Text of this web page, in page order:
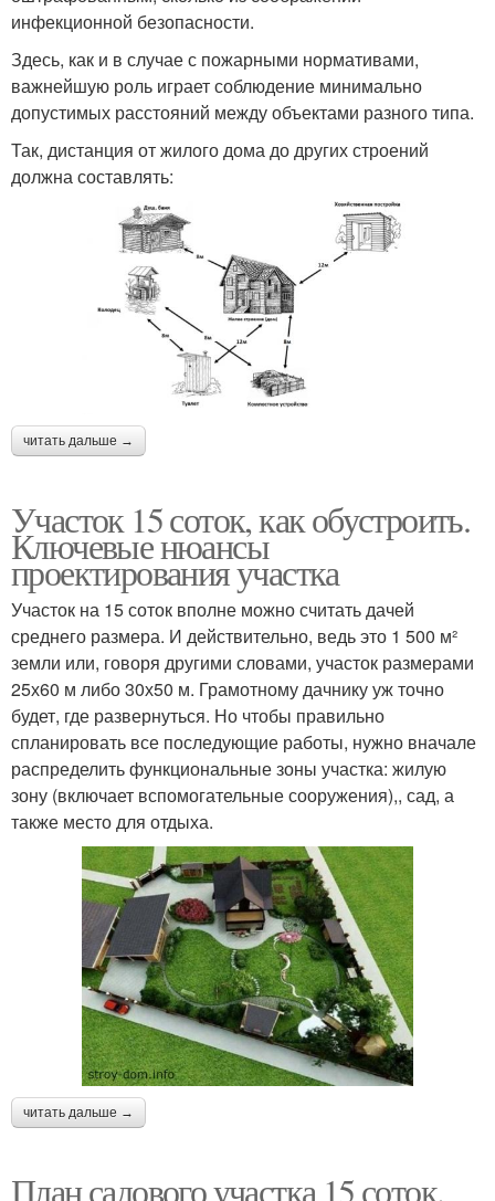
инфекционной безопасности.
Здесь, как и в случае с пожарными нормативами,
важнейшую роль играет соблюдение минимально
допустимых расстояний между объектами разного типа.
Так, дистанция от жилого дома до других строений
должна составлять:
читать дальше →
Участок 15 соток, как обустроить.
Ключевые нюансы
проектирования участка
Участок на 15 соток вполне можно считать дачей
среднего размера. И действительно, ведь это 1 500 м²
земли или, говоря другими словами, участок размерами
25х60 м либо 30х50 м. Грамотному дачнику уж точно
будет, где развернуться. Но чтобы правильно
спланировать все последующие работы, нужно вначале
распределить функциональные зоны участка: жилую
зону (включает вспомогательные сооружения),, сад, а
также место для отдыха.
читать дальше →
План садового участка 15 соток.